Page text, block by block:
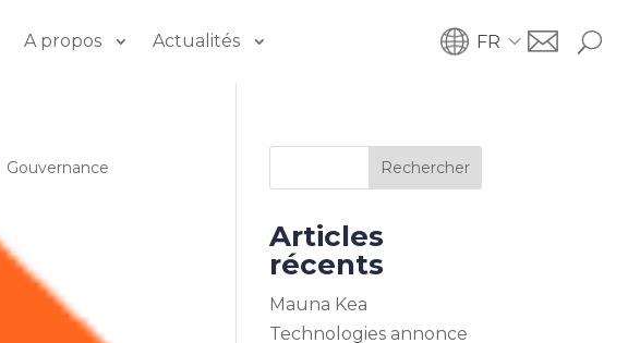
A propos Actualités FR
Gouvernance Rechercher
Articles
récents
Mauna Kea
Technologies annonce